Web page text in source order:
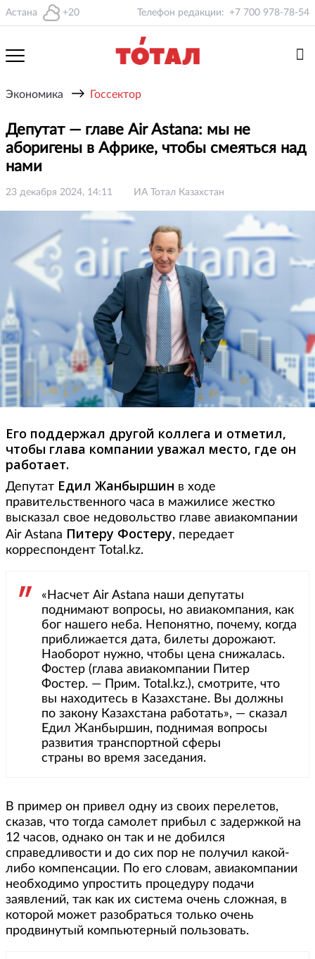
Астана +20 Телефон редакции: +7 700 978-78-54
Экономика → Госсектор
Депутат — главе Air Astana: мы не
аборигены в Африке, чтобы смеяться над
нами
23 декабря 2024, 14:11 ИА Тотал Казахстан
Его поддержал другой коллега и отметил,
чтобы глава компании уважал место, где он
работает.
Депутат Едил Жанбыршин в ходе
правительственного часа в мажилисе жестко
высказал свое недовольство главе авиакомпании
Air Astana Питеру Фостеру, передает
корреспондент Total.kz.
«Насчет Air Astana наши депутаты
поднимают вопросы, но авиакомпания, как
бог нашего неба. Непонятно, почему, когда
приближается дата, билеты дорожают.
Наоборот нужно, чтобы цена снижалась.
Фостер (глава авиакомпании Питер
Фостер. — Прим. Total.kz.), смотрите, что
вы находитесь в Казахстане. Вы должны
по закону Казахстана работать», — сказал
Едил Жанбыршин, поднимая вопросы
развития транспортной сферы
страны во время заседания.
В пример он привел одну из своих перелетов,
сказав, что тогда самолет прибыл с задержкой на
12 часов, однако он так и не добился
справедливости и до сих пор не получил какой-
либо компенсации. По его словам, авиакомпании
необходимо упростить процедуру подачи
заявлений, так как их система очень сложная, в
которой может разобраться только очень
продвинутый компьютерный пользовать.